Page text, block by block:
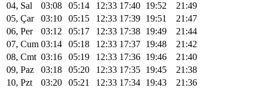
04, Sal
03:08 05:14 12:33 17:40 19:52
21:49
05, Çar
03:10 05:15 12:33 17:39 19:51
21:47
06, Per
03:12 05:17 12:33 17:38 19:49
21:44
07, Cum 03:14 05:18 12:33 17:37 19:48
21:42
08, Cmt 03:16 05:19 12:33 17:36 19:46
21:40
09, Paz
03:18 05:20 12:33 17:35 19:45
21:38
10, Pzt
03:20 05:21 12:33 17:34 19:43
21:36